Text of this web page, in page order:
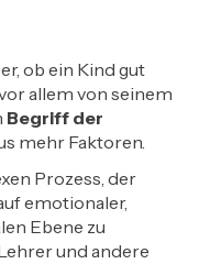
ob ein Kind gut
allem von seinem
Begriff der
mehr Faktoren.
Prozess, der
emotionaler,
Ebene zu
und andere